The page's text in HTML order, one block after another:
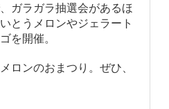
ガラガラ抽選会があるほ
とうメロンやジェラート
を開催。
ロンのおまつり。ぜひ、